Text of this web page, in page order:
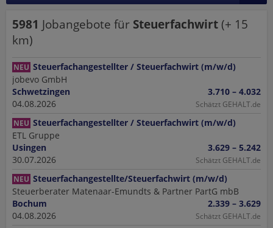
5981 Jobangebote für Steuerfachwirt (+ 15
km)
NEU Steuerfachangestellter / Steuerfachwirt (m/w/d)
jobevo GmbH
Schwetzingen
04.08.2026
3.710 – 4.032
Schätzt GEHALT.de
NEU Steuerfachangestellter / Steuerfachwirt (m/w/d)
ETL Gruppe
Usingen
30.07.2026
3.629 – 5.242
Schätzt GEHALT.de
NEU Steuerfachangestellte/Steuerfachwirt (m/w/d)
Steuerberater Matenaar-Emundts & Partner PartG mbB
Bochum
04.08.2026
2.339 – 3.629
Schätzt GEHALT.de